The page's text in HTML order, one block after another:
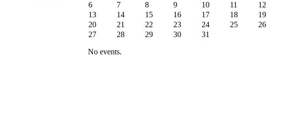
6
7 8 9 10 11
12
13
14 15 16 17 18
19
20
21 22 23 24 25
26
27
28 29 30 31
No events.